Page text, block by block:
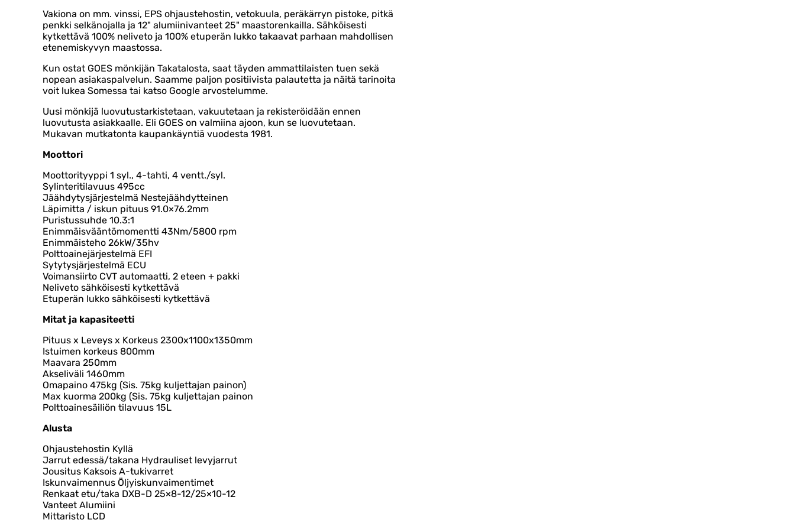
Vakiona on mm. vinssi, EPS ohjaustehostin, vetokuula, peräkärryn pistoke, pitkä
penkki selkänojalla ja 12" alumiinivanteet 25" maastorenkailla. Sähköisesti
kytkettävä 100% neliveto ja 100% etuperän lukko takaavat parhaan mahdollisen
etenemiskyvyn maastossa.
Kun ostat GOES mönkijän Takatalosta, saat täyden ammattilaisten tuen sekä
nopean asiakaspalvelun. Saamme paljon positiivista palautetta ja näitä tarinoita
voit lukea Somessa tai katso Google arvostelumme.
Uusi mönkijä luovutustarkistetaan, vakuutetaan ja rekisteröidään ennen
luovutusta asiakkaalle. Eli GOES on valmiina ajoon, kun se luovutetaan.
Mukavan mutkatonta kaupankäyntiä vuodesta 1981.
Moottori
Moottorityyppi 1 syl., 4-tahti, 4 ventt./syl.
Sylinteritilavuus 495cc
Jäähdytysjärjestelmä Nestejäähdytteinen
Läpimitta / iskun pituus 91.0×76.2mm
Puristussuhde 10.3:1
Enimmäisvääntömomentti 43Nm/5800 rpm
Enimmäisteho 26kW/35hv
Polttoainejärjestelmä EFI
Sytytysjärjestelmä ECU
Voimansiirto CVT automaatti, 2 eteen + pakki
Neliveto sähköisesti kytkettävä
Etuperän lukko sähköisesti kytkettävä
Mitat ja kapasiteetti
Pituus x Leveys x Korkeus 2300x1100x1350mm
Istuimen korkeus 800mm
Maavara 250mm
Akseliväli 1460mm
Omapaino 475kg (Sis. 75kg kuljettajan painon)
Max kuorma 200kg (Sis. 75kg kuljettajan painon
Polttoainesäiliön tilavuus 15L
Alusta
Ohjaustehostin Kyllä
Jarrut edessä/takana Hydrauliset levyjarrut
Jousitus Kaksois A-tukivarret
Iskunvaimennus Öljyiskunvaimentimet
Renkaat etu/taka DXB-D 25×8-12/25×10-12
Vanteet Alumiini
Mittaristo LCD